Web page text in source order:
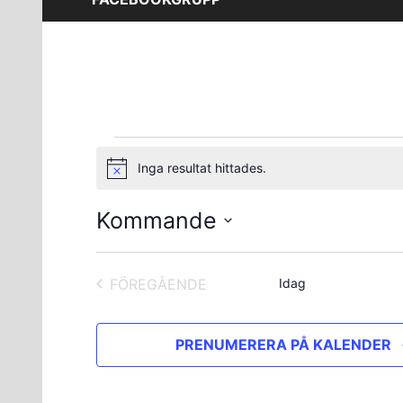
Evenemang
Notis Inga resultat hittades.
Kommande
FÖREGÅENDE
Idag
PRENUMERERA PÅ KALENDER